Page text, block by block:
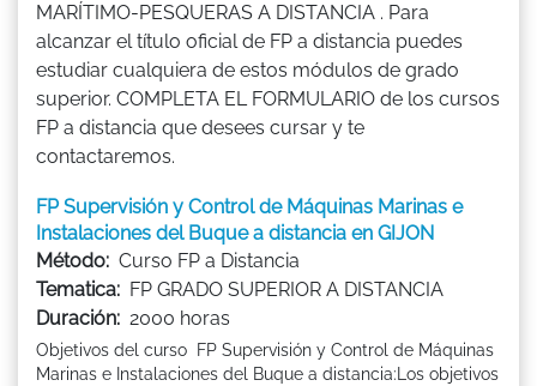
MARÍTIMO-PESQUERAS A DISTANCIA . Para
alcanzar el título oficial de FP a distancia puedes
estudiar cualquiera de estos módulos de grado
superior. COMPLETA EL FORMULARIO de los cursos
FP a distancia que desees cursar y te
contactaremos.
FP Supervisión y Control de Máquinas Marinas e
Instalaciones del Buque a distancia en GIJON
Método: Curso FP a Distancia
Tematica: FP GRADO SUPERIOR A DISTANCIA
Duración: 2000 horas
Objetivos del curso FP Supervisión y Control de Máquinas
Marinas e Instalaciones del Buque a distancia:Los objetivos